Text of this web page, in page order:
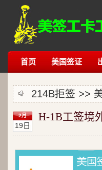
首页 美国签证
214B拒签 >>
2月
19日
H-1B工签境